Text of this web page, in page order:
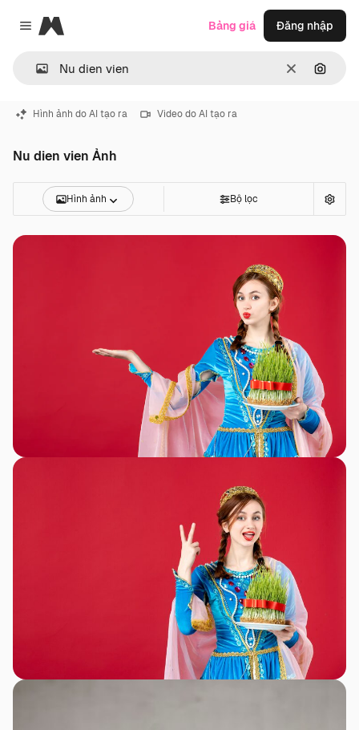
Close menu
Magnific
ThôngTìm
Bảng giá Đăng nhập
Hình ảnh do AI tạo ra Video do AI tạo ra
Nu dien vien Ảnh
Hình ảnh Bộ lọc